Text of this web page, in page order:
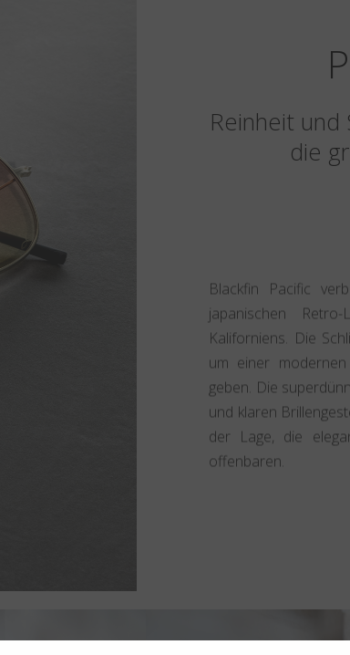
Reinheit
die
Blackfin Pacific
japanischen
Kaliforniens. Die
um einer
geben. Die
und klaren
der Lage, die
offenbaren.